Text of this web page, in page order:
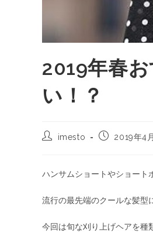
2019年春
い！？
imesto 2019年4
ハンサムショートやショート
流行の最先端のクールな髪型
今回は旬な刈り上げヘアを種